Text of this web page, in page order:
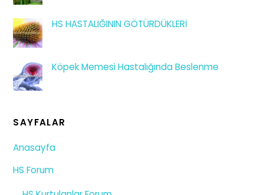
HS HASTALIĞININ GÖTÜRDÜKLERİ
Köpek Memesi Hastalığında Beslenme
SAYFALAR
Anasayfa
HS Forum